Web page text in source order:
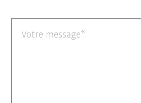
Votre message